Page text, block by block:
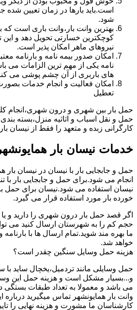
است.باید بارها در زمان تعیین شده
شود.
بهترین وانت بار،وانت باری است که
کوچکترین خسارتی تحویل دهد و این
نیروهای ماهر امکان پذیر است.
امکان صدور بیمه نامه و بارنامه
نامه یکی از مهم ترین الزامات می
های باربری از آن چشم پوشی می
تعطیل
حمل بار بین شهری و درون شهری،انجام
حمل و نقل اسباب و اثاثیه منزل،بسته
کارگرانی زبده و متعهد را فقط از نیسان
خدمات نیسان بار همایونشهر
حمل و جابجایی بار با نیسان در نیسان بار
نیسان استفاده می شود.نیسان برای حمل
خورده بار مورد استفاده قرار می گیرد.
اگر قصد حمل بار درون شهری را دارید و یا
حجم کم را به شهرستان ارسال کنید می
ما بهره مند شوید.تمام ارسال ها با بارنامه
خواهد شد.
هزینه حمل وسایل سنگین چقدر است؟
حمل وسایلی مانند تردمیل،یخچال ساید با
و...بسیار مشکل است و هزینه حمل این
می باشد و معمولا به تعداد طبقات بستگی
وانت بار همایونشهر تماس میگیرید درباره
کارشناسان ما مشورت و هزینه نهایی را